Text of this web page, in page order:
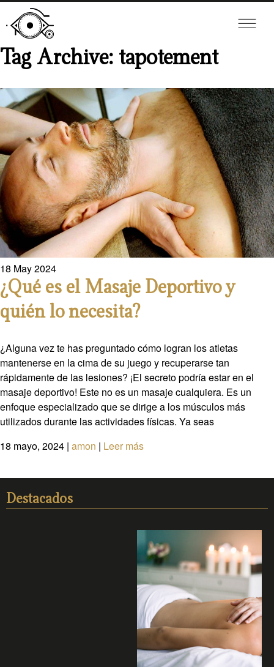
Tag Archive: tapotement
18 May2024
¿Qué es el Masaje Deportivo y
quién lo necesita?
¿Alguna vez te has preguntado cómo logran los atletas
mantenerse en la cima de su juego y recuperarse tan
rápidamente de las lesiones? ¡El secreto podría estar en el
masaje deportivo! Este no es un masaje cualquiera. Es un
enfoque especializado que se dirige a los músculos más
utilizados durante las actividades físicas. Ya seas
18 mayo, 2024 | amon | Leer más
Destacados